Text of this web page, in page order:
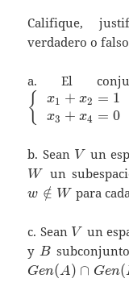
Califique,
verdadero o
a. El
{ x1 + x2 = 1
x3 + x4 = 0
b. Sean V
V un
W un
w ∈
/ W para
c. Sean V
V un
y B
B
Gen(A) ∩ Gen(